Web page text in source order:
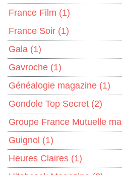
France Film (1)
France Soir (1)
Gala (1)
Gavroche (1)
Généalogie magazine (1)
Gondole Top Secret (2)
Groupe France Mutuelle
Guignol (1)
Heures Claires (1)